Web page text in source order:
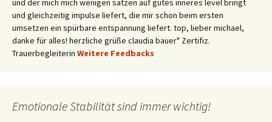
und der mich mich wenigen sätzen auf gutes inneres level bringt
und gleichzeitig impulse liefert, die mir schon beim ersten
umsetzen ein spürbare entspannung liefert. top, lieber michael,
danke für alles! herzliche grüße claudia bauer" Zertifiz.
Trauerbegleiterin Weitere Feedbacks
Emotionale Stabilität sind immer wichtig!